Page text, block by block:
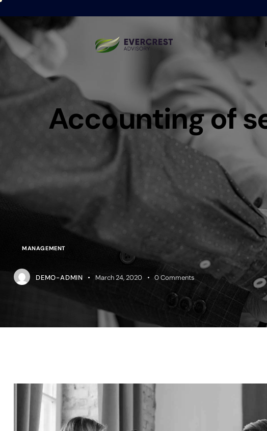
Accounting of
MANAGEMENT
DEMO-ADMIN March 24, 2020 0 Comments